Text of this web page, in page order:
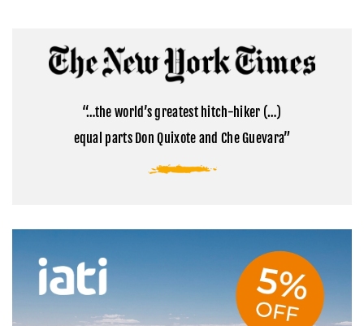
la
montaña
sagrada
Tibet
Cómo
visitar
el
base
Everest
en
“…the world’s greatest hitch-hiker (…)
equal parts Don Quixote and Che Guevara”